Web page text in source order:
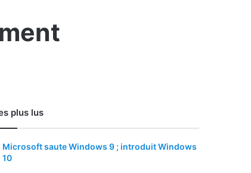
plus lus
Microsoft saute Windows 9 ; introduit Windows
10